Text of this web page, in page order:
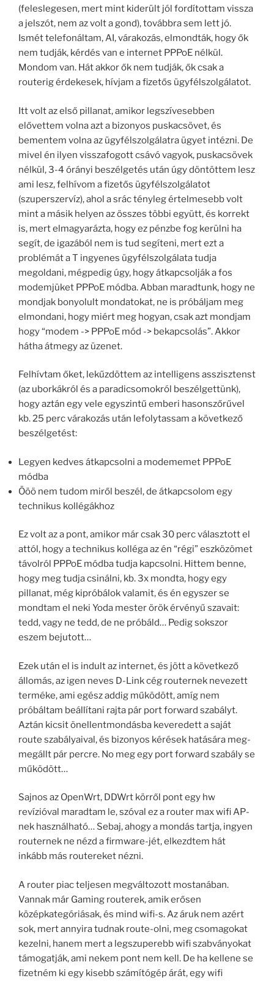
(feleslegesen, mert mint kiderült jól fordítottam vissza
a jelszót, nem az volt a gond), továbbra sem lett jó.
Ismét telefonáltam, AI, várakozás, elmondták, hogy ők
nem tudják, kérdés van e internet PPPoE nélkül.
Mondom van. Hát akkor ők nem tudják, ők csak a
routerig érdekesek, hívjam a fizetős ügyfélszolgálatot.
Itt volt az első pillanat, amikor legszívesebben
elővettem volna azt a bizonyos puskacsövet, és
bementem volna az ügyfélszolgálatra ügyet intézni. De
mivel én ilyen visszafogott csávó vagyok, puskacsövek
nélkül, 3-4 órányi beszélgetés után úgy döntöttem lesz
ami lesz, felhívom a fizetős ügyfélszolgálatot
(szuperszervíz), ahol a srác tényleg értelmesebb volt
mint a másik helyen az összes többi együtt, és korrekt
is, mert elmagyarázta, hogy ez pénzbe fog kerülni ha
segít, de igazából nem is tud segíteni, mert ezt a
problémát a T ingyenes ügyfélszolgálata tudja
megoldani, mégpedig úgy, hogy átkapcsolják a fos
modemjüket PPPoE módba. Abban maradtunk, hogy ne
mondjak bonyolult mondatokat, ne is próbáljam meg
elmondani, hogy miért meg hogyan, csak azt mondjam
hogy “modem -> PPPoE mód -> bekapcsolás”. Akkor
hátha átmegy az üzenet.
Felhívtam őket, lekűzdöttem az intelligens asszisztenst
(az uborkákról és a paradicsomokról beszélgettünk),
hogy aztán egy vele egyszintű emberi hasonszőrűvel
kb. 25 perc várakozás után lefolytassam a következő
beszélgetést:
Legyen kedves átkapcsolni a modememet PPPoE
módba
Ööö nem tudom miről beszél, de átkapcsolom egy
technikus kollégákhoz
Ez volt az a pont, amikor már csak 30 perc választott el
attól, hogy a technikus kolléga az én “régi” eszközömet
távolról PPPoE módba tudja kapcsolni. Hittem benne,
hogy meg tudja csinálni, kb. 3x mondta, hogy egy
pillanat, még kipróbálok valamit, és én egyszer se
mondtam el neki Yoda mester örök érvényű szavait:
tedd, vagy ne tedd, de ne próbáld… Pedig sokszor
eszem bejutott…
Ezek után el is indult az internet, és jött a következő
állomás, az igen neves D-Link cég routernek nevezett
terméke, ami egész addig működött, amíg nem
próbáltam beállítani rajta pár port forward szabályt.
Aztán kicsit önellentmondásba keveredett a saját
route szabályaival, és bizonyos kérések hatására meg-
megállt pár percre. No meg egy port forward szabály se
működött…
Sajnos az OpenWrt, DDWrt körről pont egy hw
revízióval maradtam le, szóval ez a router max wifi AP-
nek használható… Sebaj, ahogy a mondás tartja, ingyen
routernek ne nézd a firmware-jét, elkezdtem hát
inkább más routereket nézni.
A router piac teljesen megváltozott mostanában.
Vannak már Gaming routerek, amik erősen
középkategóriásak, és mind wifi-s. Az áruk nem azért
sok, mert annyira tudnak route-olni, meg csomagokat
kezelni, hanem mert a legszuperebb wifi szabványokat
támogatják, ami nekem pont nem kell. De ha kellene se
fizetném ki egy kisebb számítógép árát, egy wifi